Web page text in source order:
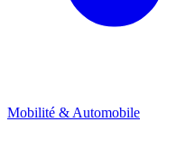
Mobilité & Automobile